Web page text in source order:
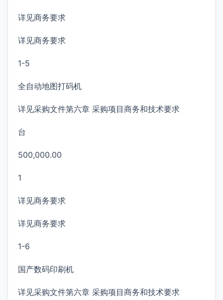
详见商务要求
详见商务要求
1-5
全自动地图打码机
详见采购文件第六章 采购项目商务和技术要求
台
500,000.00
1
详见商务要求
详见商务要求
1-6
国产数码印刷机
详见采购文件第六章 采购项目商务和技术要求